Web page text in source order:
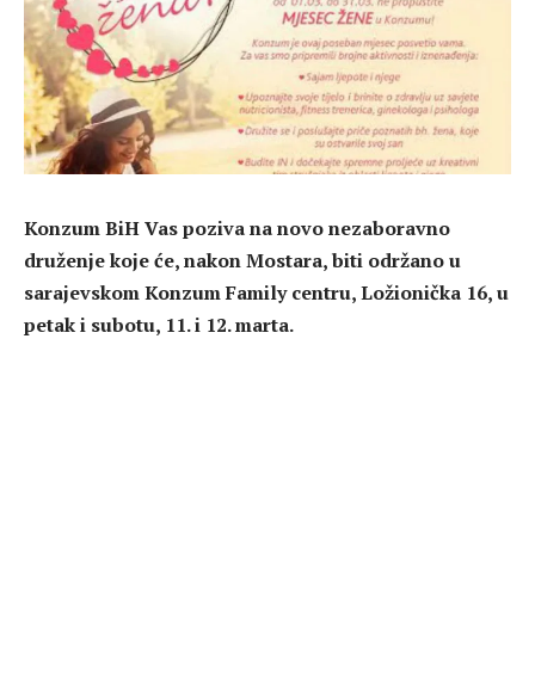
Konzum BiH Vas poziva na novo nezaboravno
druženje koje će, nakon Mostara, biti održano u
sarajevskom Konzum Family centru, Ložionička 16, u
petak i subotu, 11. i 12. marta.